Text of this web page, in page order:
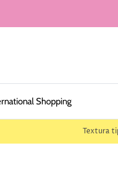
Shopping
Textura